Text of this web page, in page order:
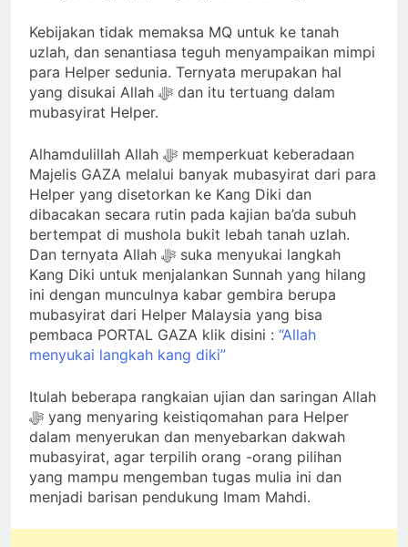
Kebijakan tidak memaksa MQ untuk ke tanah
uzlah, dan senantiasa teguh menyampaikan mimpi
para Helper sedunia. Ternyata merupakan hal
yang disukai Allah ﷻ dan itu tertuang dalam
mubasyirat Helper.
Alhamdulillah Allah ﷻ memperkuat keberadaan
Majelis GAZA melalui banyak mubasyirat dari para
Helper yang disetorkan ke Kang Diki dan
dibacakan secara rutin pada kajian ba’da subuh
bertempat di mushola bukit lebah tanah uzlah.
Dan ternyata Allah ﷻ suka menyukai langkah
Kang Diki untuk menjalankan Sunnah yang hilang
ini dengan munculnya kabar gembira berupa
mubasyirat dari Helper Malaysia yang bisa
pembaca PORTAL GAZA klik disini : “Allah
menyukai langkah kang diki”
Itulah beberapa rangkaian ujian dan saringan Allah
ﷻ yang menyaring keistiqomahan para Helper
dalam menyerukan dan menyebarkan dakwah
mubasyirat, agar terpilih orang -orang pilihan
yang mampu mengemban tugas mulia ini dan
menjadi barisan pendukung Imam Mahdi.